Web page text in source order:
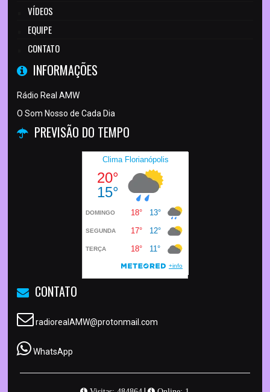
VÍDEOS
EQUIPE
CONTATO
INFORMAÇÕES
Rádio Real AMW
O Som Nosso de Cada Dia
PREVISÃO DO TEMPO
CONTATO
radiorealAMW@protonmail.com
WhatsApp